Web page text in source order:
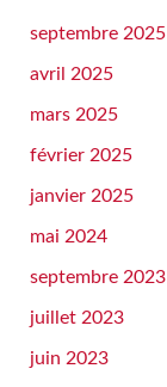
septembre 2025
avril 2025
mars 2025
février 2025
janvier 2025
mai 2024
septembre 2023
juillet 2023
juin 2023